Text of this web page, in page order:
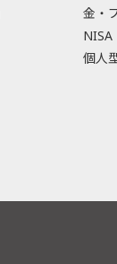
金・
NISA
個人